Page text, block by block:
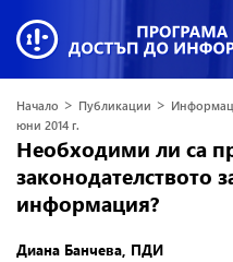
Начало > Публикации >
юни 2014 г.
Необходими ли са
законодателството
информация?
Диана Банчева, ПДИ